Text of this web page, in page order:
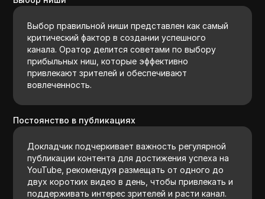
Выбор правильной ниши представлен как самый
критический фактор в создании успешного
канала. Оратор делится советами по выбору
прибыльных ниш, которые эффективно
привлекают зрителей и обеспечивают
вовлеченность.
Постоянство в публикациях
Докладчик подчеркивает важность регулярной
публикации контента для достижения успеха на
YouTube, рекомендуя размещать от одного до
двух коротких видео в день, чтобы привлекать и
поддерживать интерес зрителей и расти канал.